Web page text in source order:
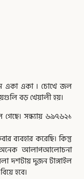
একা একা । চোখে জল
বড় খেয়ালী হয়।
গেছে। সন্ধ্যায় ৬৯৭৬২১
ব্যবহার করেছি। কিন্তু
আলাপআলােচনা
দশটায় দুজন টাঙ্গাইল
হবে।